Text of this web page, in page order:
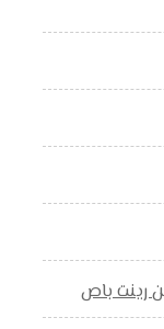
رينت باص